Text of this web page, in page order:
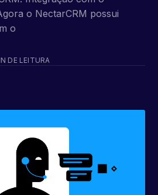
o NectarCRM possui
o
DE LEITURA